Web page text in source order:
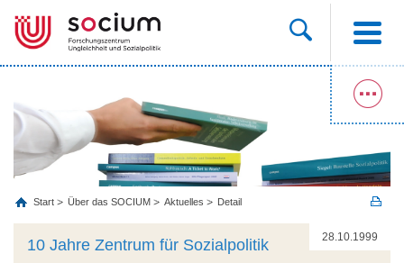
Start Über das SOCIUM Aktuelles Detail
28.10.1999
10 Jahre Zentrum für Sozialpolitik